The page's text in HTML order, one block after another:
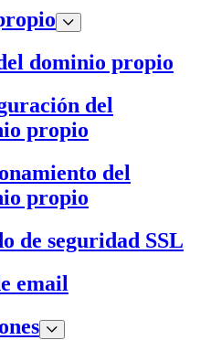
dominio propio
del
propio
del
propio
de seguridad SSL
email